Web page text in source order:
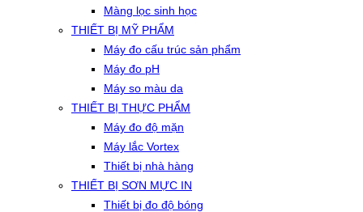
Màng lọc sinh học
THIẾT BỊ MỸ PHẨM
Máy đo cấu trúc sản phẩm
Máy đo pH
Máy so màu da
THIẾT BỊ THỰC PHẨM
Máy đo độ mặn
Máy lắc Vortex
Thiết bị nhà hàng
THIẾT BỊ SƠN MỰC IN
Thiết bị đo độ bóng